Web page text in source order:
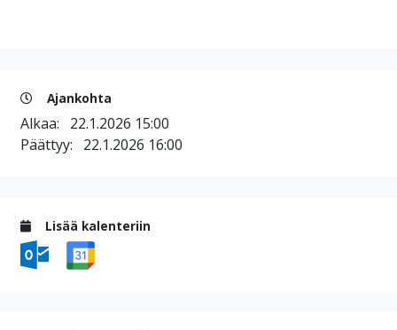
Ajankohta
Alkaa: 22.1.2026 15:00
Päättyy: 22.1.2026 16:00
Lisää kalenteriin